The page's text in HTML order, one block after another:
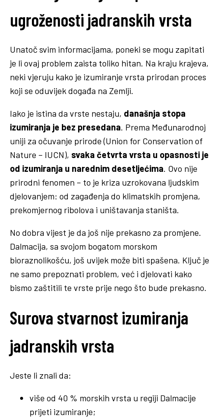
ugroženosti jadranskih vrsta
Unatoč svim informacijama, poneki se mogu zapitati
je li ovaj problem zaista toliko hitan. Na kraju krajeva,
neki vjeruju kako je izumiranje vrsta prirodan proces
koji se oduvijek događa na Zemlji.
Iako je istina da vrste nestaju, današnja stopa
izumiranja je bez presedana. Prema Međunarodnoj
uniji za očuvanje prirode (Union for Conservation of
Nature – IUCN), svaka četvrta vrsta u opasnosti je
od izumiranja u narednim desetljećima. Ovo nije
prirodni fenomen – to je kriza uzrokovana ljudskim
djelovanjem: od zagađenja do klimatskih promjena,
prekomjernog ribolova i uništavanja staništa.
No dobra vijest je da još nije prekasno za promjene.
Dalmacija, sa svojom bogatom morskom
bioraznolikošću, još uvijek može biti spašena. Ključ je
ne samo prepoznati problem, već i djelovati kako
bismo zaštitili te vrste prije nego što bude prekasno.
Surova stvarnost izumiranja
jadranskih vrsta
Jeste li znali da:
više od 40 % morskih vrsta u regiji Dalmacije
prijeti izumiranje;